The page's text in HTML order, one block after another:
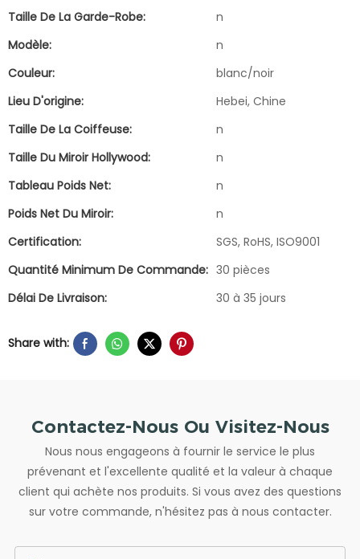
Taille De La Garde-Robe:
n
Modèle:
n
Couleur:
blanc/noir
Lieu D'origine:
Hebei, Chine
Taille De La Coiffeuse:
n
Taille Du Miroir Hollywood:
n
Tableau Poids Net:
n
Poids Net Du Miroir:
n
Certification:
SGS, RoHS, ISO9001
Quantité Minimum De Commande: 30 pièces
Délai De Livraison:
30 à 35 jours
Share with:
Contactez-Nous Ou Visitez-Nous
Nous nous engageons à fournir le service le plus
prévenant et l'excellente qualité et la valeur à chaque
client qui achète nos produits. Si vous avez des questions
sur votre commande, n'hésitez pas à nous contacter.